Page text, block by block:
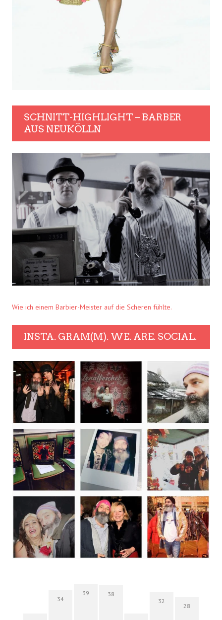
SCHNITT-HIGHLIGHT – BARBER
AUS NEUKÖLLN
Wie ich einem Barbier-Meister auf die Scheren fühlte.
INSTA. GRAM(M). WE. ARE. SOCIAL.
34
39 38
32
28